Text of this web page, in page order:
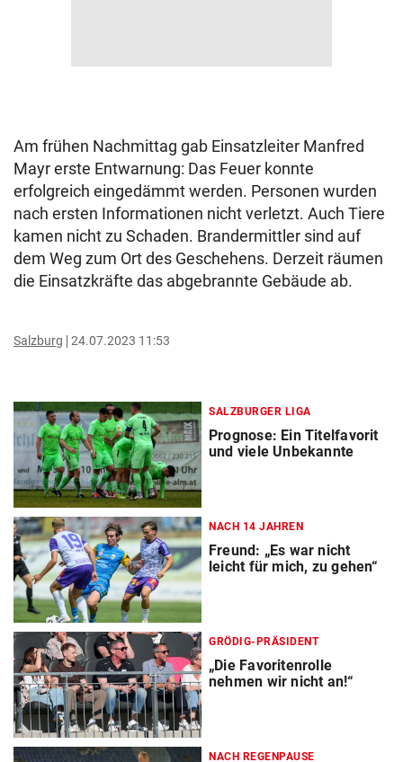
Am frühen Nachmittag gab Einsatzleiter Manfred
Mayr erste Entwarnung: Das Feuer konnte
erfolgreich eingedämmt werden. Personen wurden
nach ersten Informationen nicht verletzt. Auch Tiere
kamen nicht zu Schaden. Brandermittler sind auf
dem Weg zum Ort des Geschehens. Derzeit räumen
die Einsatzkräfte das abgebrannte Gebäude ab.
Salzburg 24.07.2023 11:53
SALZBURGER LIGA
Prognose: Ein Titelfavorit
und viele Unbekannte
NACH 14 JAHREN
Freund: „Es war nicht
leicht für mich, zu gehen“
GRÖDIG-PRÄSIDENT
„Die Favoritenrolle
nehmen wir nicht an!“
NACH REGENPAUSE